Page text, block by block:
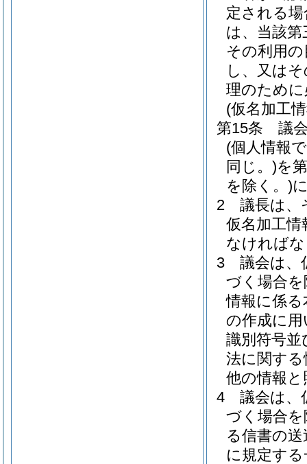
定される
は、当該
その利用
し、又は
理のため
(仮名加工
第15条
議
(個人情報
同じ。)を
を除く。)
2
議長は、
仮名加工
なければ
3
議会は、
づく場合
情報に係
の作成に
識別符号
法に関す
他の情報
4
議会は、
づく場合
る信書の
に規定す